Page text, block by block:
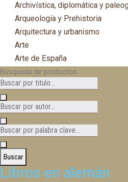
Archivística, diplomática y
Arqueología y Prehistoria
Arquitectura y urbanismo
Arte
Arte de España
Asia
Astronomía
Automovilismo, ciclismo y
Aviación y Aeronáutica
B
Bibliografía
Búsqueda de productos
Buscar
Libros en alemán